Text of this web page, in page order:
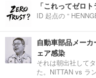
「これってゼロ
ID 起点の “
自動車部品メー
ェア感染
それは朝出社して
た。NITTAN vs ラ